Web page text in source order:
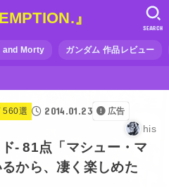
』
and Morty ガンダム 作品レビュー
SEARCH
560選 2014.01.23 広告
his
- 81点「マシュー・マ
から、凄く楽しめた